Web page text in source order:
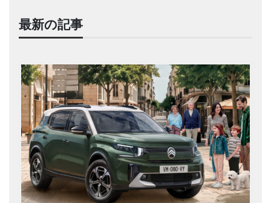
最新の記事